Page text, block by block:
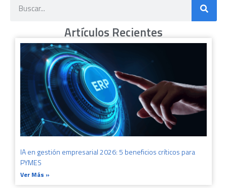
Artículos Recientes
IA en gestión empresarial 2026: 5 beneficios críticos para
PYMES
Ver Más »